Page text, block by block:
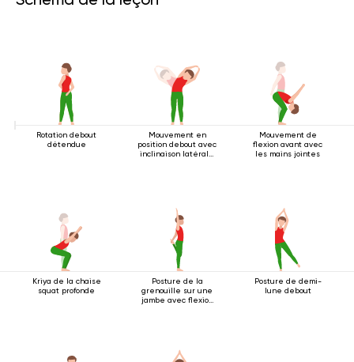
Rotation debout
détendue
Mouvement en
position debout avec
inclinaison latérale
Mouvement de
flexion avant avec
les mains jointes
Kriya de la chaise
squat profonde
Posture de la
grenouille sur une
jambe avec flexion
Posture de demi-
lune debout